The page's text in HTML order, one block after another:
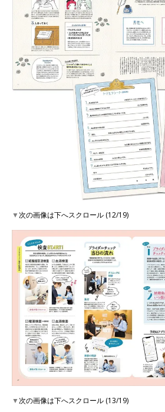
▼次の画像は下へスクロール (12/19)
▼次の画像は下へスクロール (13/19)